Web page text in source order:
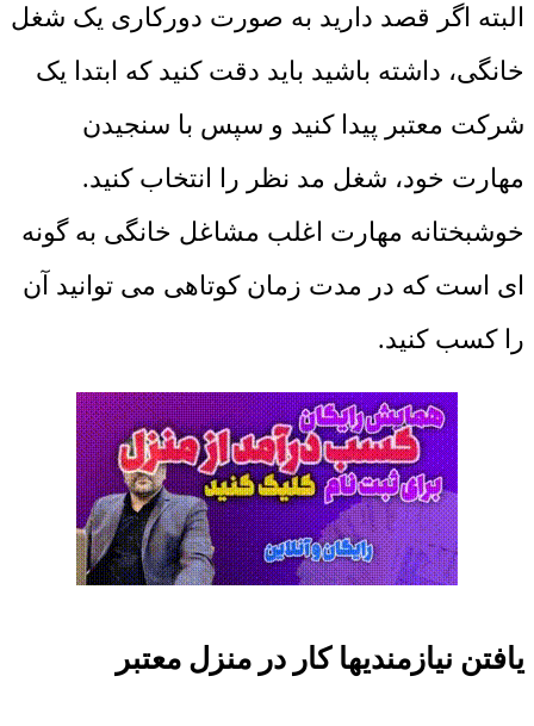
البته اگر قصد دارید به صورت دورکاری یک شغل
خانگی، داشته باشید باید دقت کنید که ابتدا یک
شرکت معتبر پیدا کنید و سپس با سنجیدن
مهارت خود، شغل مد نظر را انتخاب کنید.
خوشبختانه مهارت اغلب مشاغل خانگی به گونه
ای است که در مدت زمان کوتاهی می توانید آن
را کسب کنید.
یافتن نیازمندیها کار در منزل معتبر